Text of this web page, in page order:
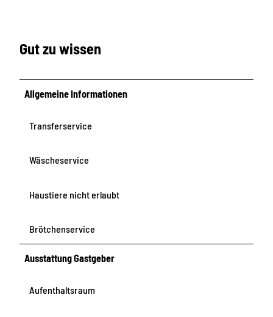
Gut zu wissen
Allgemeine Informationen
Transferservice
Wäscheservice
Haustiere nicht erlaubt
Brötchenservice
Ausstattung Gastgeber
Aufenthaltsraum